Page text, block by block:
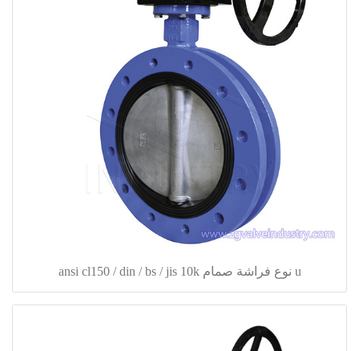
u نوع فراشة صمام ansi cl150 / din / bs / jis 10k